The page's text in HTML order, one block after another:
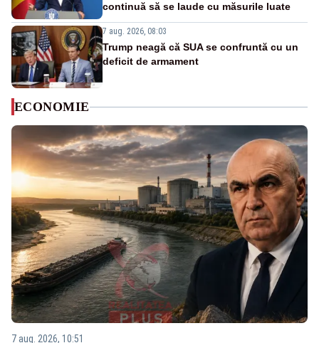
continuă să se laude cu măsurile luate
7 aug. 2026, 08:03
Trump neagă că SUA se confruntă cu un
deficit de armament
ECONOMIE
7 aug. 2026, 10:51